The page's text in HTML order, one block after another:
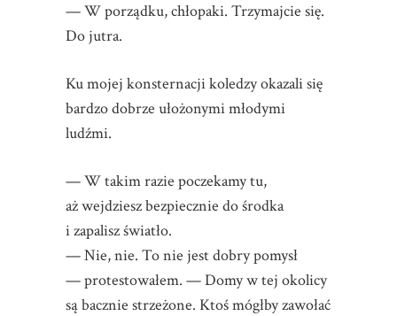
— W porządku, chłopaki. Trzymajcie się.
Do jutra.
Ku mojej konsternacji koledzy okazali się
bardzo dobrze ułożonymi młodymi
ludźmi.
— W takim razie poczekamy tu,
aż wejdziesz bezpiecznie do środka
i zapalisz światło.
— Nie, nie. To nie jest dobry pomysł
— protestowałem. — Domy w tej okolicy
są bacznie strzeżone. Ktoś mógłby zawołać